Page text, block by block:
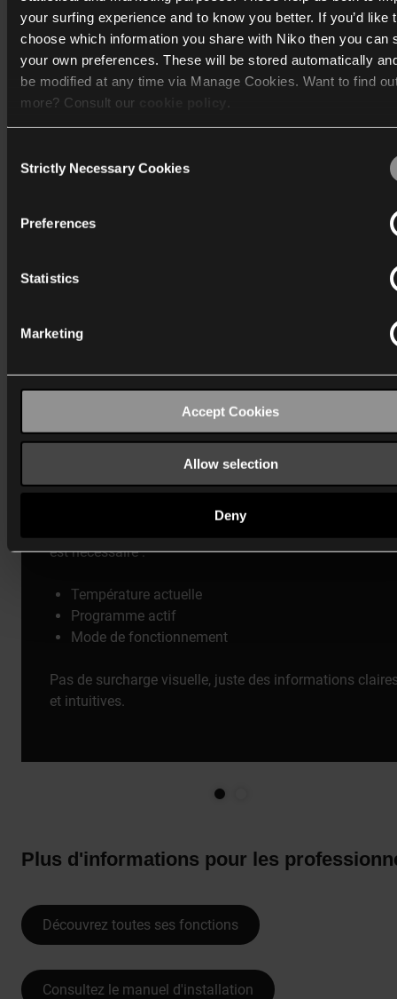
your surfing experience and to know you better. If you’d like
choose which information you share with Niko then you can
your own preferences. These will be stored automatically
be modified at any time via Manage Cookies. Want to find
more? Consult our
We work with40 third parties
who may receive and
Selection
Strictly Necessary Cookies
Preferences
Statistics
Marketing
Accept Cookies
Allow selection
Deny
Modifier temporairement les programmations
Contrôler les modes de chauffage ou de climatisation
Design raffiné
est nécessaire :
Température actuelle
Programme actif
Mode de fonctionnement
Pas de surcharge visuelle, juste des informations
et intuitives.
Plus d'informations pour les
Découvrez toutes ses fonctions
Consultez le manuel d'installation